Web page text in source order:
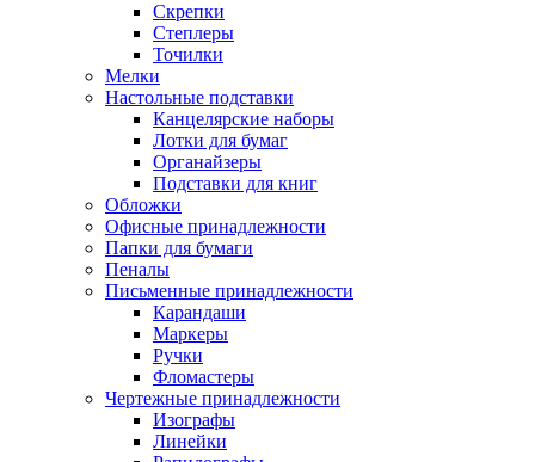
Скрепки
Степлеры
Точилки
Мелки
Настольные подставки
Канцелярские наборы
Лотки для бумаг
Органайзеры
Подставки для книг
Обложки
Офисные принадлежности
Папки для бумаги
Пеналы
Письменные принадлежности
Карандаши
Маркеры
Ручки
Фломастеры
Чертежные принадлежности
Изографы
Линейки